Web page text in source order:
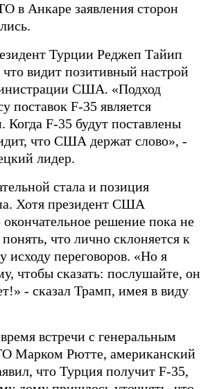
в Анкаре заявления сторон
Турции Реджеп Тайип
что видит позитивный настрой
США. «Подход
поставок F-35 является
F-35 будут поставлены
что США держат слово», -
лидер.
стала и позиция
Хотя президент США
решение пока не
что лично склоняется к
исходу переговоров. «Но я
чтобы сказать: послушайте, он
- сказал Трамп, имея в виду
встречи с генеральным
Марком Рютте, американский
что Турция получит F-35,